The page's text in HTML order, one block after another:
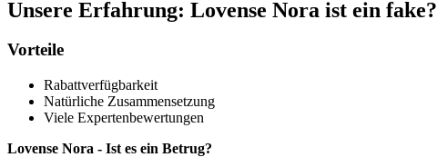
Unsere Erfahrung: Lovense Nora ist ein fake?
Vorteile
Rabattverfügbarkeit
Natürliche Zusammensetzung
Viele Expertenbewertungen
Lovense Nora - Ist es ein Betrug?